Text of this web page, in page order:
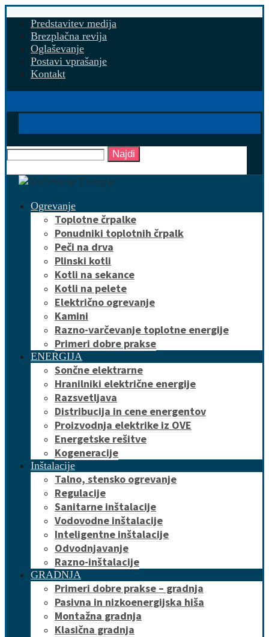
Predstavitev medija
Brezplačna revija
Oglaševanje
Postavi vprašanje
Kontakt
Najdi
Ogrevanje
Toplotne črpalke
Ponudniki toplotnih črpalk
Peči na drva
Plinski kotli
Kotli na sekance
Kotli na pelete
Električno ogrevanje
Kamini
Razno-varčevanje toplotne energije
Primeri dobre prakse
ENERGIJA
Sončne elektrarne
Hranilniki električne energije
Razsvetljava
Distribucija in cene energentov
Proizvodnja elektrike iz OVE
Energetske rešitve
Kogeneracije
Inštalacije
Talno, stensko ogrevanje
Regulacije
Sanitarne inštalacije
Vodovodne inštalacije
Inteligentne inštalacije
Odvodnjavanje
Razno-inštalacije
GRADNJA
Primeri dobre prakse – gradnja
Pasivna in nizkoenergijska hiša
Montažna gradnja
Klasična gradnja